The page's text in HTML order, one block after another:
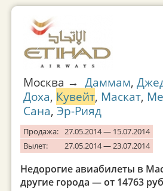
Москва → Даммам,
Доха, Кувейт, Маскат,
Сана, Эр-Рияд
Продажа: 27.05.2014 — 15.07.2014
Вылет:
27.05.2014 — 23.07.2014
Недорогие авиабилеты в
другие города — от 14763